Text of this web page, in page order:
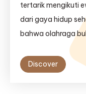
tertarik mengikuti
dari gaya hidup
bahwa olahraga
Discover